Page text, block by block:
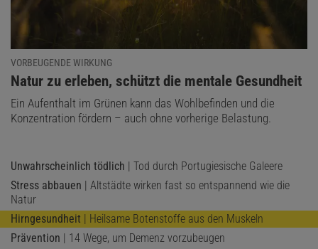
VORBEUGENDE WIRKUNG
:
Natur zu erleben, schützt die mentale Gesundheit
Ein Aufenthalt im Grünen kann das Wohlbefinden und die
Konzentration fördern – auch ohne vorherige Belastung.
Unwahrscheinlich tödlich | Tod durch Portugiesische Galeere
Stress abbauen | Altstädte wirken fast so entspannend wie die
Natur
Hirngesundheit | Heilsame Botenstoffe aus den Muskeln
Prävention | 14 Wege, um Demenz vorzubeugen